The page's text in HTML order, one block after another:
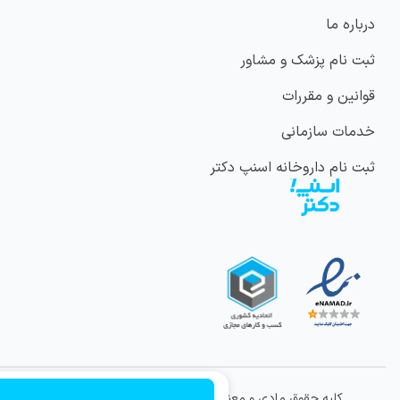
درباره ما
ثبت نام پزشک و مشاور
قوانین و مقررات
خدمات سازمانی
ثبت نام داروخانه اسنپ دکتر